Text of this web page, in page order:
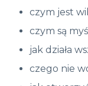
czym jest
czym są
jak działa
czego nie